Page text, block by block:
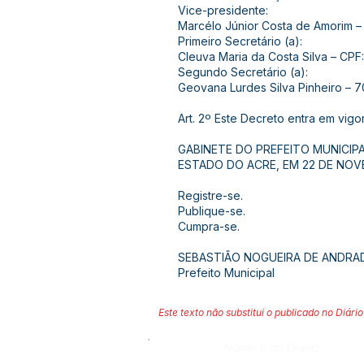
Vice-presidente:
Marcélo Júnior Costa de Amorim
Primeiro Secretário (a):
Cleuva Maria da Costa Silva –
Segundo Secretário (a):
Geovana Lurdes Silva Pinheiro –
Art. 2º Este Decreto entra em
GABINETE DO PREFEITO
ESTADO DO ACRE, EM 22 DE
Registre-se.
Publique-se.
Cumpra-se.
SEBASTIÃO NOGUEIRA DE
Prefeito Municipal
Este texto não substitui o publicado no